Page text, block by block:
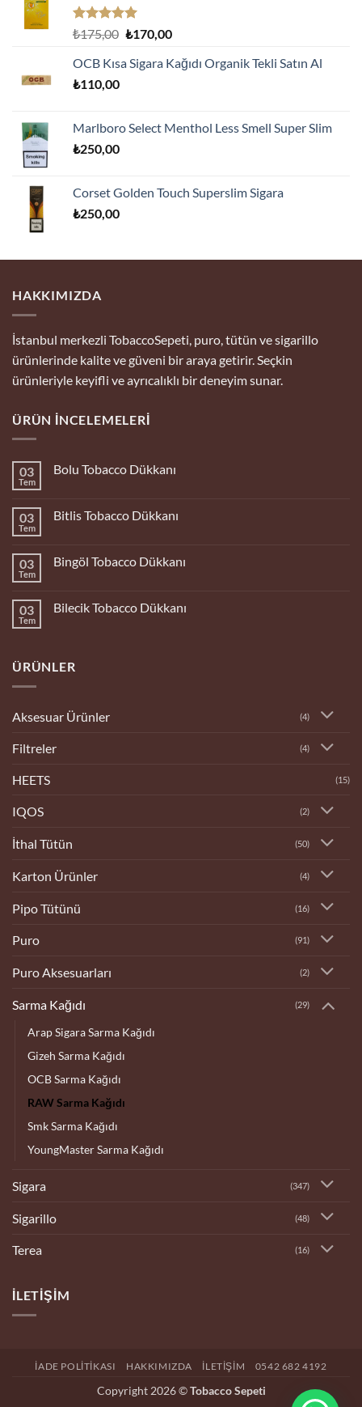
5 üzerinden
oy
aldı
₺175,00 Orijinal
₺175,00.
₺170,00Şu
fiyat:
OCB Kısa Sigara Kağıdı Organik Tekli Satın Al
₺110,00
Marlboro Select Menthol Less Smell Super Slim
₺250,00
Corset Golden Touch Superslim Sigara
₺250,00
HAKKIMIZDA
İstanbul merkezli TobaccoSepeti, puro, tütün ve sigarillo
ürünlerinde kalite ve güveni bir araya getirir. Seçkin
ürünleriyle keyifli ve ayrıcalıklı bir deneyim sunar.
ÜRÜN İNCELEMELERI
03
Tem
Bolu Tobacco Dükkanı
Tobacco
03
Tem
Bitlis Tobacco Dükkanı
Tobacco
03
Tem
Bingöl Tobacco Dükkanı
Tobacco
03
Tem
Bilecik Tobacco Dükkanı
Dükkanı
ÜRÜNLER
Aksesuar Ürünler (4)
Filtreler (4)
HEETS (15)
IQOS (2)
İthal Tütün (50)
Karton Ürünler (4)
Pipo Tütünü (16)
Puro (91)
Puro Aksesuarları (2)
Sarma Kağıdı (29)
Arap Sigara Sarma Kağıdı
Gizeh Sarma Kağıdı
OCB Sarma Kağıdı
RAW Sarma Kağıdı
Smk Sarma Kağıdı
YoungMaster Sarma Kağıdı
Sigara (347)
Sigarillo (48)
Terea (16)
İLETIŞIM
İADE POLITIKASI HAKKIMIZDA İLETIŞIM 0542 682 4192
Copyright 2026 ©Tobacco Sepeti